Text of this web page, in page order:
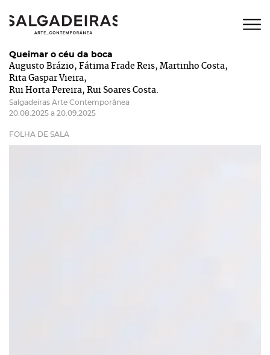
Queimar o céu da boca
Augusto Brázio
Fátima Frade Reis Martinho Costa
Rita Gaspar Vieira
Rui Horta Pereira Rui Soares Costa
Salgadeiras Arte Contemporânea
20.08.2025 a 20.09.2025
FOLHA DE SALA